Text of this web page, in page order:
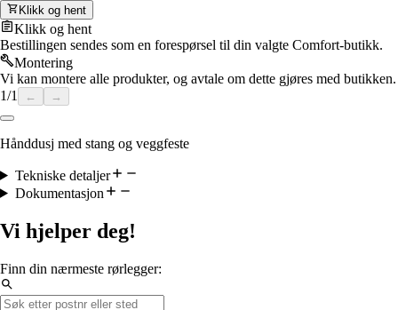
Klikk og hent
Klikk og hent
Bestillingen sendes som en forespørsel til din valgte Comfort-butikk.
Montering
Vi kan montere alle produkter, og avtale om dette gjøres med butikken.
1/1 ← →
Hånddusj med stang og veggfeste
Tekniske detaljer
Dokumentasjon
Vi hjelper deg!
Finn din nærmeste rørlegger: